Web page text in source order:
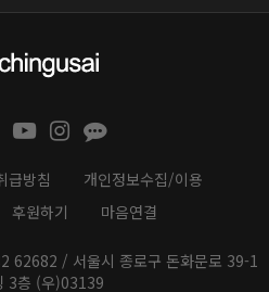
급방침
개인정보수집/이용
후원하기 마음연결
62682 / 서울시 종로구 돈화문로 39-1
3층 (우)03139